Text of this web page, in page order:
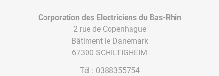
Corporation des Electriciens du Bas-Rhin
2 rue de Copenhague
Bâtiment le Danemark
67300 SCHILTIGHEIM
Tél : 0388355754